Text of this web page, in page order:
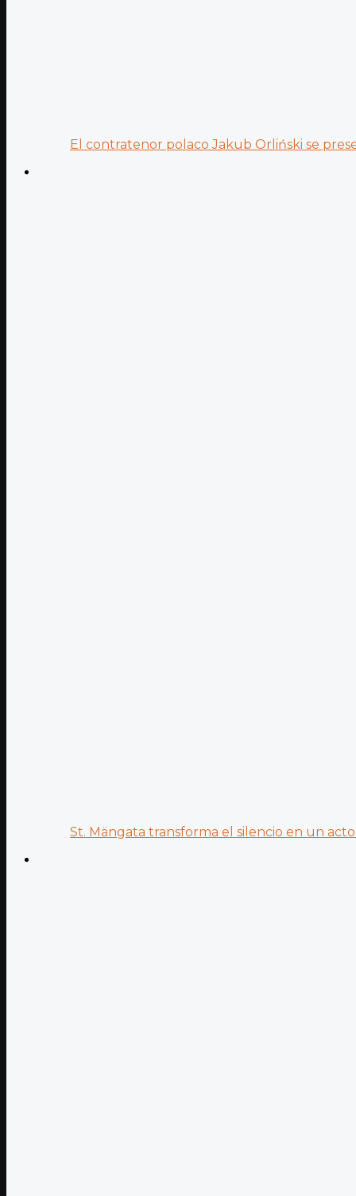
El contratenor polaco Jakub Orliński se
St. Mängata transforma el silencio en un